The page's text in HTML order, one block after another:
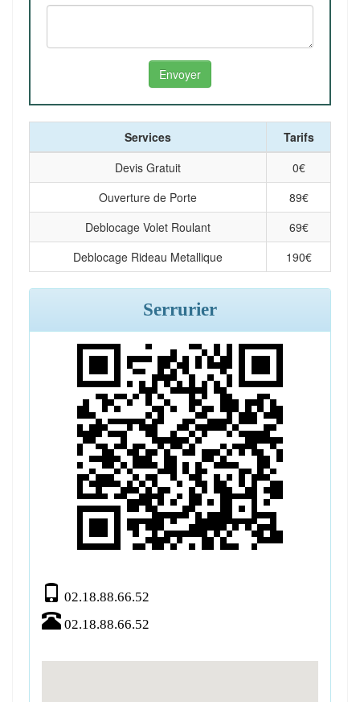
Services
Tarifs
Devis Gratuit
0€
Ouverture de Porte
89€
Deblocage Volet Roulant
69€
Deblocage Rideau Metallique
190€
Serrurier
02.18.88.66.52
02.18.88.66.52